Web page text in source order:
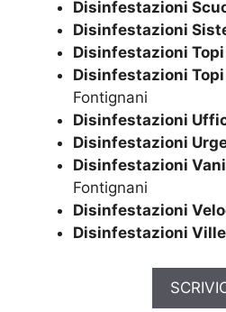
Disinfestazioni
Disinfestazioni
Disinfestazioni Topi
Disinfestazioni
Fontignani
Disinfestazioni
Disinfestazioni
Disinfestazioni
Fontignani
Disinfestazioni
Disinfestazioni Ville